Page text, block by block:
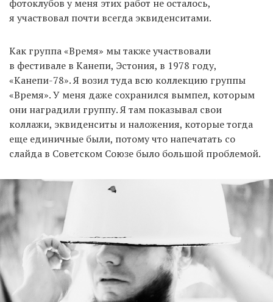
фотоклубов у меня этих работ не осталось,
я участвовал почти всегда эквиденситами.
Как группа «Время» мы также участвовали
в фестивале в Канепи, Эстония, в 1978 году,
«Канепи-78». Я возил туда всю коллекцию группы
«Время». У меня даже сохранился вымпел, которым
они наградили группу. Я там показывал свои
коллажи, эквиденситы и наложения, которые тогда
еще единичные были, потому что напечатать со
слайда в Советском Союзе было большой проблемой.